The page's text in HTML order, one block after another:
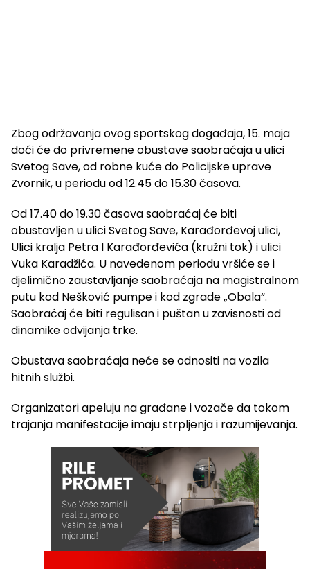
Zbog održavanja ovog sportskog događaja, 15. maja
doći će do privremene obustave saobraćaja u ulici
Svetog Save, od robne kuće do Policijske uprave
Zvornik, u periodu od 12.45 do 15.30 časova.
Od 17.40 do 19.30 časova saobraćaj će biti
obustavljen u ulici Svetog Save, Karađorđevoj ulici,
Ulici kralja Petra I Karađorđevića (kružni tok) i ulici
Vuka Karadžića. U navedenom periodu vršiće se i
djelimično zaustavljanje saobraćaja na magistralnom
putu kod Nešković pumpe i kod zgrade „Obala“.
Saobraćaj će biti regulisan i puštan u zavisnosti od
dinamike odvijanja trke.
Obustava saobraćaja neće se odnositi na vozila
hitnih službi.
Organizatori apeluju na građane i vozače da tokom
trajanja manifestacije imaju strpljenja i razumijevanja.